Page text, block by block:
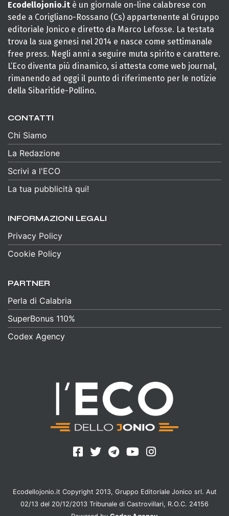
Ecodellojonio.it è un giornale on-line calabrese con
sede a Corigliano-Rossano (Cs) appartenente al Gruppo
editoriale Jonico e diretto da Marco Lefosse. La testata
trova la sua genesi nel 2014 e nasce come settimanale
free press. Negli anni a seguire muta spirito e carattere.
L’Eco diventa più dinamico, si attesta come web journal,
rimanendo ad oggi il punto di riferimento per le notizie
della Sibaritide-Pollino.
CONTATTI
Chi Siamo
La Redazione
Scrivi a l'ECO
La tua pubblicità qui!
INFORMAZIONI LEGALI
Privacy Policy
Cookie Policy
PARTNER
Perla di Calabria
SuperBonus 110%
Codex Agency
Ecodellojonio.it Copyright 2013, Gruppo Editoriale Jonico srl. Aut
02/13 del 20/12/2013 Tribunale di Castrovillari, R.O.C. 24156